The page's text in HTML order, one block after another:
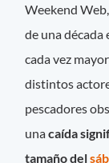
Weekend Web,
de una década
cada vez
distintos
pescadores
unacaída
tamaño del